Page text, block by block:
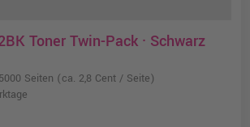
Toner Twin-Pack · Schwarz
Seiten (ca. 2,8 Cent / Seite)